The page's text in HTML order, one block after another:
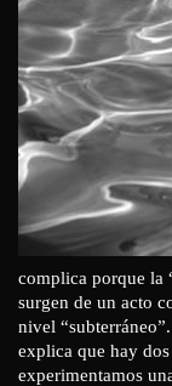
complica porque la
surgen de un acto
nivel
explica que hay
experimentamos